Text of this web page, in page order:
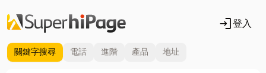
login登入
關鍵字搜尋 電話 進階 產品 地址